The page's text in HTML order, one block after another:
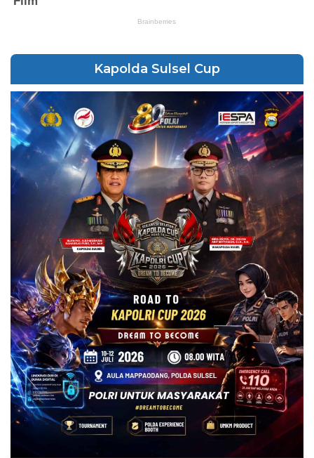
Kapolda Sulsel Cup